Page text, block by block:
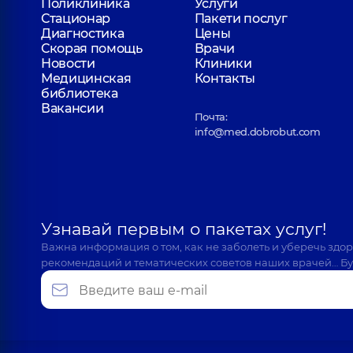
Отоларинголог детский; Отоларинголог,
Гримайло Богдан Петрович
Отоларинголог; Отоларинголог детский,
Калита Ирина Николаевна
Отоларинголог детский; Отоларинголог, 29 лет
Поликлиника
Услуги
Стационар
Пакети послуг
Диагностика
Цены
Скорая помощь
Врачи
Новости
Клиники
Медицинская
библиотека
Контакты
Вакансии
Почта:
info@med.dobrobut.com
Узнавай первым о пакетах услуг!
Важна информация о том, как не заболеть и уберечь
рекомендаций и тематических советов наших врачей…